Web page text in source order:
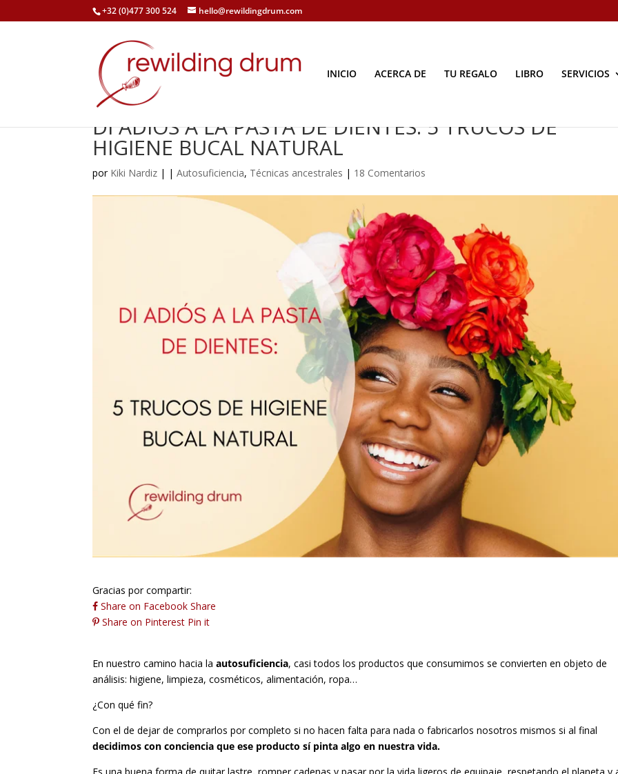
+32 (0)477 300 524 hello@rewildingdrum.com
INICIO ACERCA DE TU REGALO LIBRO SERVICIOS
DI ADIÓS A LA PASTA DE DIENTES: 5 TRUCOS DE
HIGIENE BUCAL NATURAL
por Kiki Nardiz | |Autosuficiencia, Técnicas ancestrales | 18 Comentarios
Gracias por compartir:
Share on Facebook Share
Share on Pinterest Pin it
En nuestro camino hacia laautosuficiencia, casi todos los productos que consumimos se convierten en objeto de
análisis: higiene, limpieza, cosméticos, alimentación, ropa…
¿Con qué fin?
Con el de dejar de comprarlos por completo si no hacen falta para nada o fabricarlos nosotros mismos si al final
decidimos con conciencia que ese producto sí pinta algo en nuestra vida.